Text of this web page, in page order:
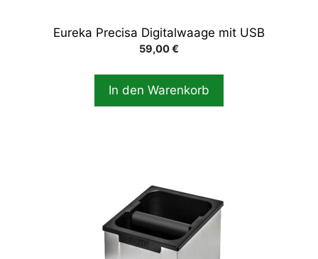
Eureka Precisa Digitalwaage mit USB
59,00€
In den Warenkorb